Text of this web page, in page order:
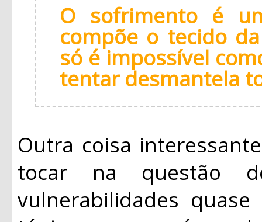
O sofrimento é
compõe o tecido
só é impossível
tentar desmantela
Outra coisa
tocar na questão
vulnerabilidades